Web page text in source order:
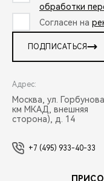
обработки
Согласен на
ПОДПИСАТЬСЯ
Адрес:
Москва, ул.
км МКАД, внешняя
сторона), д. 14
+7 (495) 933-40-33